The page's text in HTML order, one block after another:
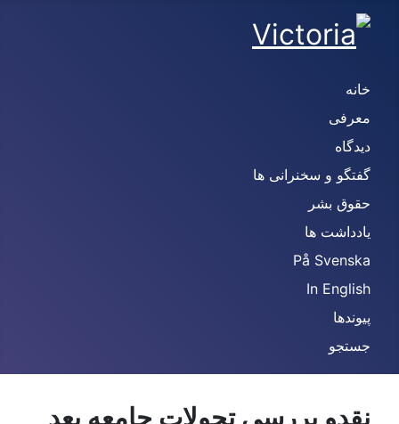
خانه
معرفی
دیدگاه
گفتگو و سخنرانی ها
حقوق بشر
یادداشت ها
På Svenska
In English
پیوندها
جستجو
نقدو بررسی تحولات جامعه بعد